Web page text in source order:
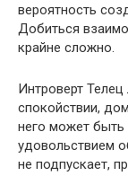
вероятность
Добиться
крайне сложно.
Интроверт
спокойствии,
него может быть
удовольствием
не подпускает,